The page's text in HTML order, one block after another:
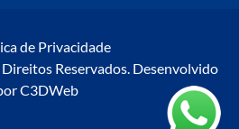
de Privacidade
Reservados. Desenvolvido
C3DWeb